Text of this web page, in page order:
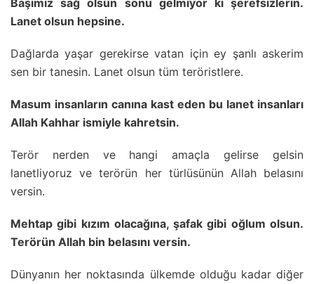
Lanet olsun hepsine.
Dağlarda yaşar gerekirse vatan için ey şanlı askerim
sen bir tanesin. Lanet olsun tüm teröristlere.
Masum insanların canına kast eden bu lanet insanları
Allah Kahhar ismiyle kahretsin.
Terör nerden ve hangi amaçla gelirse gelsin
lanetliyoruz ve terörün her türlüsünün Allah belasını
versin.
Mehtap gibi kızım olacağına, şafak gibi oğlum olsun.
Terörün Allah bin belasını versin.
Dünyanın her noktasında ülkemde olduğu kadar diğer